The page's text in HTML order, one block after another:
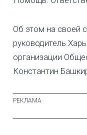
Об этом на своей
руководитель
организации
Константин